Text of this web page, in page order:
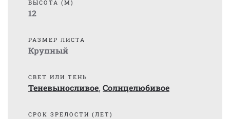
ВЫСОТА (М)
12
РАЗМЕР ЛИСТА
Крупный
СВЕТ ИЛИ ТЕНЬ
Теневыносливое, Солнцелюбивое
СРОК ЗРЕЛОСТИ (ЛЕТ)